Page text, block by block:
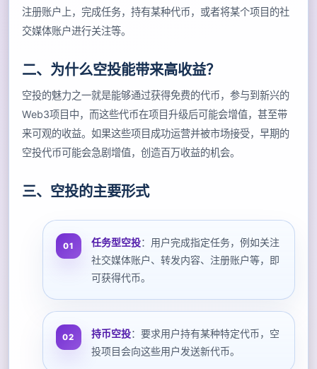
注册账户上，完成任务，持有某种代币，或者将某个项目的社
交媒体账户进行关注等。
二、为什么空投能带来高收益？
空投的魅力之一就是能够通过获得免费的代币，参与到新兴的
Web3项目中，而这些代币在项目升级后可能会增值，甚至带
来可观的收益。如果这些项目成功运营并被市场接受，早期的
空投代币可能会急剧增值，创造百万收益的机会。
三、空投的主要形式
任务型空投：用户完成指定任务，例如关注
社交媒体账户、转发内容、注册账户等，即
可获得代币。
持币空投：要求用户持有某种特定代币，空
投项目会向这些用户发送新代币。